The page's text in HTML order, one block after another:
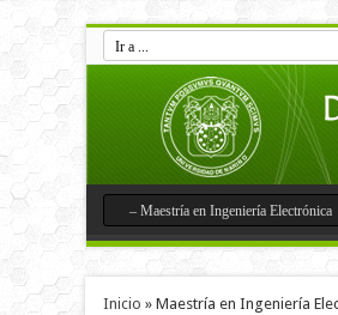
Inicio » Maestría en Ingeniería